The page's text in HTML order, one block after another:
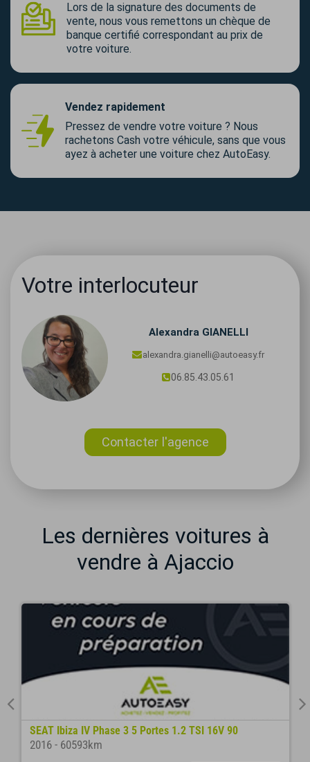
Lors de la signature des documents de
vente, nous vous remettons un chèque de
banque certifié correspondant au prix de
votre voiture.
Vendez rapidement
Pressez de vendre votre voiture ? Nous
rachetons Cash votre véhicule, sans que vous
ayez à acheter une voiture chez AutoEasy.
Votre interlocuteur
Alexandra GIANELLI
alexandra.gianelli@autoeasy.fr
06.85.43.05.61
Contacter l'agence
Les dernières voitures à
vendre à Ajaccio
SEAT Ibiza IV Phase 3 5 Portes 1.2 TSI 16V 90
2016 - 60593km